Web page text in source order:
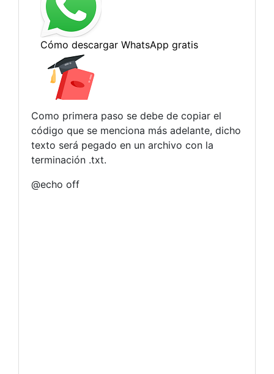
Como primera paso se debe de copiar el
código que se menciona más adelante, dicho
texto será pegado en un archivo con la
terminación .txt.
@echo off